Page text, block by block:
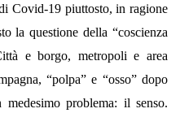
Covid-19 piuttosto, in ragione
la questione della “coscienza
e borgo, metropoli e area
“polpa” e “osso” dopo
problema: il senso.